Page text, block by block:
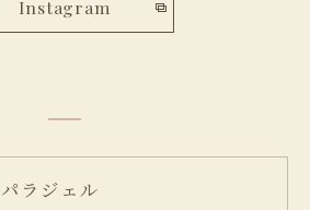
Instagram
パラジェル